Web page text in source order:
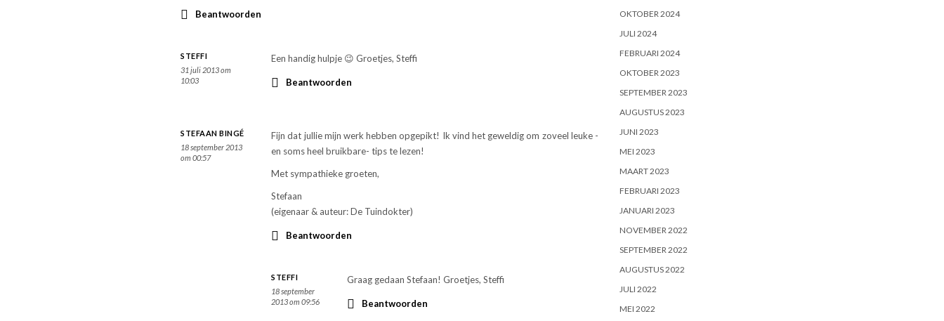
Beantwoorden
STEFFI
31 juli 2013 om
10:03
Een handig hulpje 😉 Groetjes, Steffi
Beantwoorden
STEFAAN BINGÉ
18 september 2013
om 00:57
Fijn dat jullie mijn werk hebben opgepikt! Ik vind het geweldig om zoveel leuke -
en soms heel bruikbare- tips te lezen!
Met sympathieke groeten,
Stefaan
(eigenaar & auteur: De Tuindokter)
Beantwoorden
STEFFI
18 september
2013 om 09:56
Graag gedaan Stefaan! Groetjes, Steffi
Beantwoorden
OKTOBER 2024
JULI 2024
FEBRUARI 2024
OKTOBER 2023
SEPTEMBER 2023
AUGUSTUS 2023
JUNI 2023
MEI 2023
MAART 2023
FEBRUARI 2023
JANUARI 2023
NOVEMBER 2022
SEPTEMBER 2022
AUGUSTUS 2022
JULI 2022
MEI 2022